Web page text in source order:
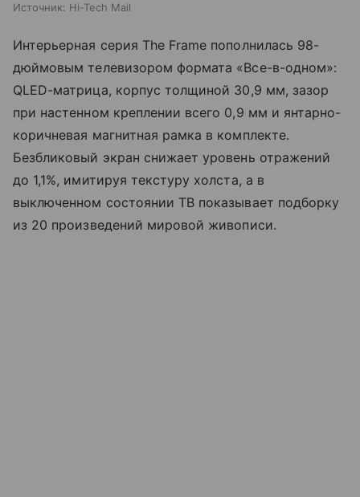
Источник: Hi-Tech Mail
Интерьерная серия The Frame пополнилась 98-
дюймовым телевизором формата «Все-в-одном»:
QLED-матрица, корпус толщиной 30,9 мм, зазор
при настенном креплении всего 0,9 мм и янтарно-
коричневая магнитная рамка в комплекте.
Безбликовый экран снижает уровень отражений
до 1,1%, имитируя текстуру холста, а в
выключенном состоянии ТВ показывает подборку
из 20 произведений мировой живописи.